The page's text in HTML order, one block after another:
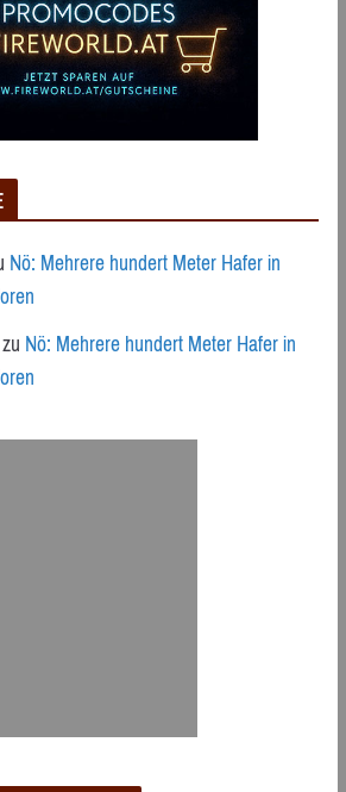
Nö: Mehrere hundert Meter Hafer in
Nö: Mehrere hundert Meter Hafer in